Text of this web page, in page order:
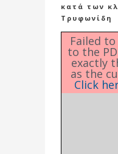
κατά των
Τρυφωνίδη
Failed
to the
exactly
as the
Click